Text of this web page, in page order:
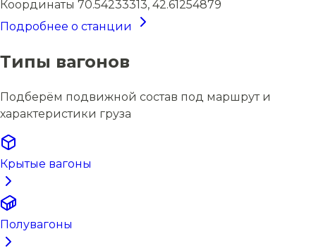
Координаты 70.54233313, 42.61254879
Подробнее о станции
Типы вагонов
Подберём подвижной состав под маршрут и
характеристики груза
Крытые вагоны
Полувагоны